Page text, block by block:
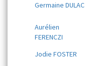
Germaine DULAC
Aurélien
FERENCZI
Jodie FOSTER